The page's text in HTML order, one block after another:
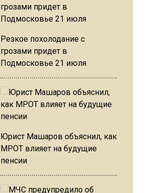
Резкое похолодание с
грозами придет в
Подмосковье 21 июля
Юрист Машаров объяснил, как
МРОТ влияет на будущие
пенсии